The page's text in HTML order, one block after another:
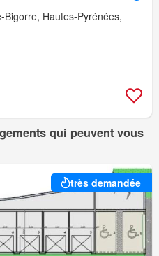
Hautes-Pyrénées,
qui peuvent vous
très demandée